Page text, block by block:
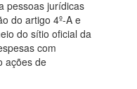
pessoas jurídicas
do artigo 4º-A e
do sítio oficial da
com
ações de